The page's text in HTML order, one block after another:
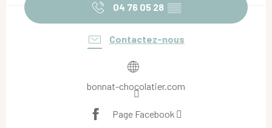
04 76 05 28 ▒▒
Contactez-nous
bonnat-chocolatier.com
Page Facebook